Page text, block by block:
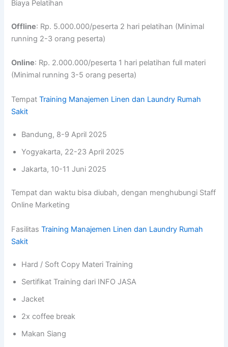
Biaya Pelatihan
Offline: Rp. 5.000.000/peserta 2 hari pelatihan (Minimal
running 2-3 orang peserta)
Online: Rp. 2.000.000/peserta 1 hari pelatihan full materi
(Minimal running 3-5 orang peserta)
TempatTraining Manajemen Linen dan Laundry Rumah
Sakit
Bandung, 8-9 April 2025
Yogyakarta, 22-23 April 2025
Jakarta, 10-11 Juni 2025
Tempat dan waktu bisa diubah, dengan menghubungi Staff
Online Marketing
FasilitasTraining Manajemen Linen dan Laundry Rumah
Sakit
Hard / Soft Copy Materi Training
Sertifikat Training dari INFO JASA
Jacket
2x coffee break
Makan Siang